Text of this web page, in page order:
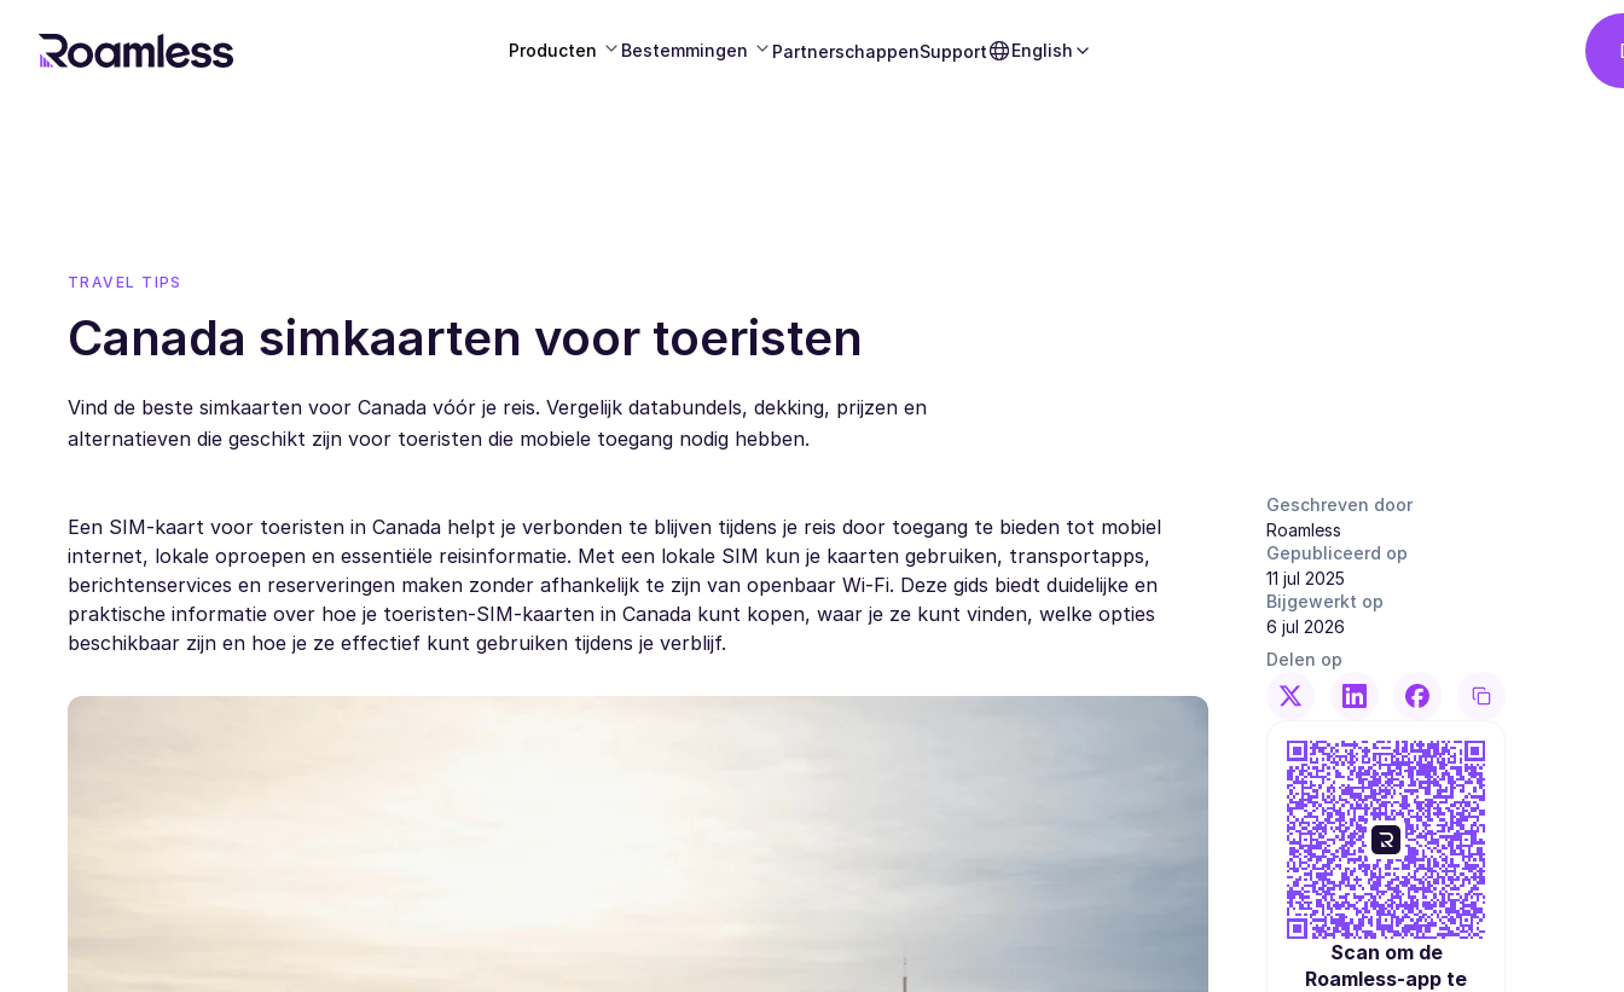
Producten Bestemmingen PartnerschappenSupport English
TRAVEL TIPS
Canada simkaarten voor toeristen
Vind de beste simkaarten voor Canada vóór je reis. Vergelijk databundels, dekking, prijzen en
alternatieven die geschikt zijn voor toeristen die mobiele toegang nodig hebben.
Een SIM-kaart voor toeristen in Canada helpt je verbonden te blijven tijdens je reis door toegang te bieden tot mobiel
internet, lokale oproepen en essentiële reisinformatie. Met een lokale SIM kun je kaarten gebruiken, transportapps,
berichtenservices en reserveringen maken zonder afhankelijk te zijn van openbaar Wi-Fi. Deze gids biedt duidelijke en
praktische informatie over hoe je toeristen-SIM-kaarten in Canada kunt kopen, waar je ze kunt vinden, welke opties
beschikbaar zijn en hoe je ze effectief kunt gebruiken tijdens je verblijf.
Geschreven door
Roamless
Gepubliceerd op
11 jul 2025
Bijgewerkt op
6 jul 2026
Delen op
Scan om de
Roamless-app te